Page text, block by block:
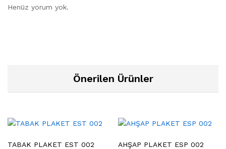
Henüz yorum yok.
Önerilen Ürünler
TABAK PLAKET EST 002 AHŞAP PLAKET ESP 002